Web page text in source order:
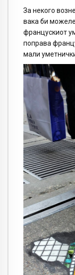
За некого
вака би
францускиот
поправа
мали